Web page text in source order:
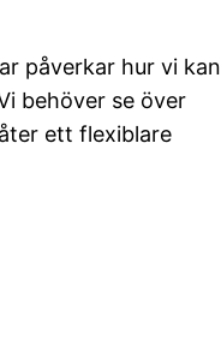
påverkar hur vi kan
behöver se över
ett flexiblare